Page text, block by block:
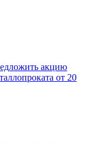
акцию
от 20